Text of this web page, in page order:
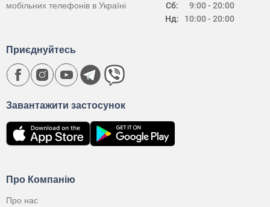
Сб:
Нд:
9:00 - 20:00
10:00 - 20:00
мобільних телефонів в Україні
Про Компанію
Про нас
Завантажити застосунок
Приєднуйтесь